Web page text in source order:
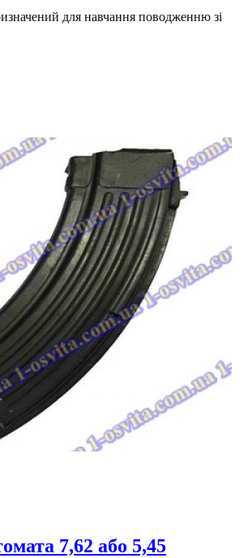
для навчання поводженню зі
7,62 або 5,45